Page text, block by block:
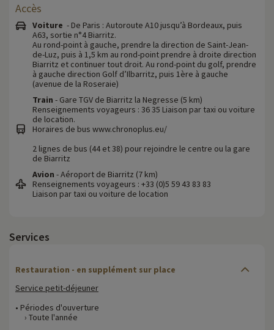
Accès
Voiture - De Paris : Autoroute A10 jusqu’à Bordeaux, puis
A63, sortie n°4 Biarritz.
Au rond-point à gauche, prendre la direction de Saint-Jean-
de-Luz, puis à 1,5 km au rond-point prendre à droite direction
Biarritz et continuer tout droit. Au rond-point du golf, prendre
à gauche direction Golf d’Ilbarritz, puis 1ère à gauche
(avenue de la Roseraie)
Train - Gare TGV de Biarritz la Negresse (5 km)
Renseignements voyageurs : 36 35 Liaison par taxi ou voiture
de location.
Horaires de bus www.chronoplus.eu/
2 lignes de bus (44 et 38) pour rejoindre le centre ou la gare
de Biarritz
Avion - Aéroport de Biarritz (7 km)
Renseignements voyageurs : +33 (0)5 59 43 83 83
Liaison par taxi ou voiture de location
Services
Restauration - en supplément sur place
Service petit-déjeuner
• Périodes d'ouverture
› Toute l'année